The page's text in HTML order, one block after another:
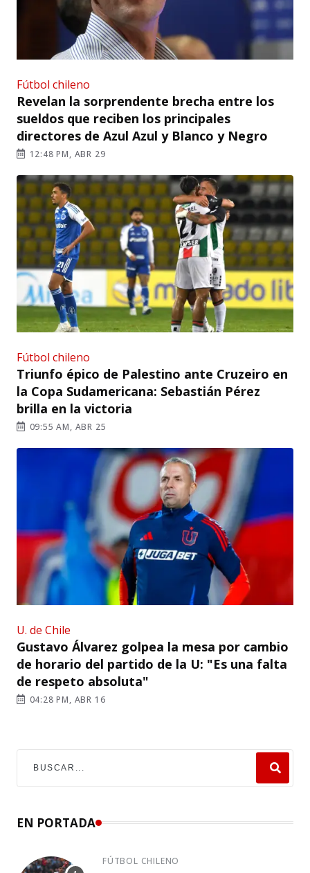
Fútbol chileno
Revelan la sorprendente brecha entre los
sueldos que reciben los principales
directores de Azul Azul y Blanco y Negro
12:48 PM, ABR 29
Fútbol chileno
Triunfo épico de Palestino ante Cruzeiro en
la Copa Sudamericana: Sebastián Pérez
brilla en la victoria
09:55 AM, ABR 25
U. de Chile
Gustavo Álvarez golpea la mesa por cambio
de horario del partido de la U: "Es una falta
de respeto absoluta"
04:28 PM, ABR 16
EN PORTADA
FÚTBOL CHILENO